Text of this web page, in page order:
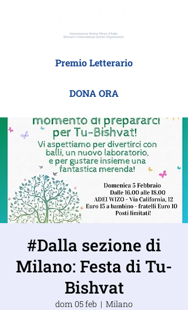
Premio Letterario
DONA ORA
#Dalla sezione di
Milano: Festa di Tu-
Bishvat
dom 05 feb
  |
Milano